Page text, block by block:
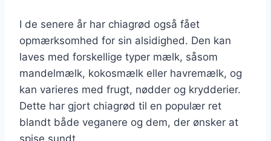
I de senere år har chiagrød også fået
opmærksomhed for sin alsidighed. Den kan
laves med forskellige typer mælk, såsom
mandelmælk, kokosmælk eller havremælk, og
kan varieres med frugt, nødder og krydderier.
Dette har gjort chiagrød til en populær ret
blandt både veganere og dem, der ønsker at
spise sundt.